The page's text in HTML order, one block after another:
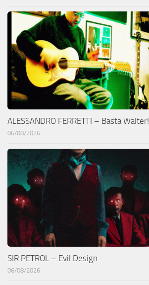
ALESSANDRO FERRETTI – Basta Walter!
06/08/2026
SIR PETROL – Evil Design
06/08/2026